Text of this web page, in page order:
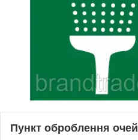
Пункт оброблення очей